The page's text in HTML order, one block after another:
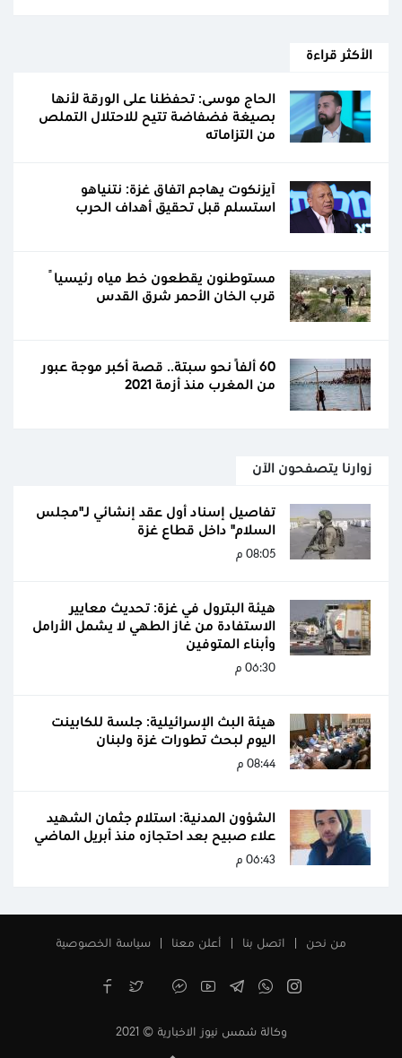
الأكثر قراءة
الحاج موسى: تحفظنا على الورقة لأنها
بصيغة فضفاضة تتيح للاحتلال التملص
من التزاماته
آيزنكوت يهاجم اتفاق غزة: نتنياهو
استسلم قبل تحقيق أهداف الحرب
مستوطنون يقطعون خط مياه رئيسياً
قرب الخان الأحمر شرق القدس
60 ألفًا نحو سبتة.. قصة أكبر موجة عبور
من المغرب منذ أزمة 2021
زوارنا يتصفحون الآن
تفاصيل إسناد أول عقد إنشائي لـ"مجلس
السلام" داخل قطاع غزة
08:05 م
هيئة البترول في غزة: تحديث معايير
الاستفادة من غاز الطهي لا يشمل الأرامل
وأبناء المتوفين
06:30 م
هيئة البث الإسرائيلية: جلسة للكابينت
اليوم لبحث تطورات غزة ولبنان
08:44 م
الشؤون المدنية: استلام جثمان الشهيد
علاء صبيح بعد احتجازه منذ أبريل الماضي
06:43 م
من نحن اتصل بنا أعلن معنا سياسة الخصوصية
وكالة شمس نيوز الاخبارية © 2021